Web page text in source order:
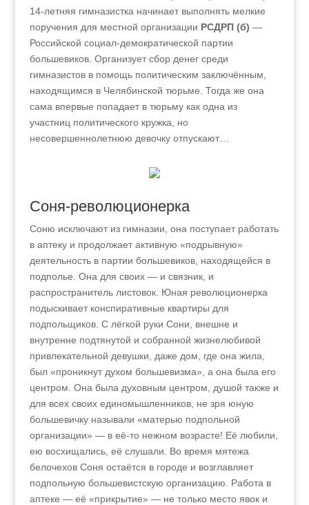
14‑летняя гимназистка начинает выполнять мелкие
поручения для местной организации РСДРП (б) —
Российской социал-демократической партии
большевиков. Организует сбор денег среди
гимназистов в помощь политическим заключённым,
находящимся в Челябинской тюрьме. Тогда же она
сама впервые попадает в тюрьму как одна из
участниц политического кружка, но
несовершеннолетнюю девочку отпускают…
Соня-революционерка
Соню исключают из гимназии, она поступает работать
в аптеку и продолжает активную «подрывную»
деятельность в партии большевиков, находящейся в
подполье. Она для своих — и связник, и
распространитель листовок. Юная революционерка
подыскивает конспиративные квартиры для
подпольщиков. С лёгкой руки Сони, внешне и
внутренне подтянутой и собранной жизнелюбивой
привлекательной девушки, даже дом, где она жила,
был «проникнут духом большевизма», а она была его
центром. Она была духовным центром, душой также и
для всех своих единомышленников, не зря юную
большевичку называли «матерью подпольной
организации» — в её-то нежном возрасте! Её любили,
ею восхищались, её слушали. Во время мятежа
белочехов Соня остаётся в городе и возглавляет
подпольную большевистскую организацию. Работа в
аптеке — её «прикрытие» — не только место явок и